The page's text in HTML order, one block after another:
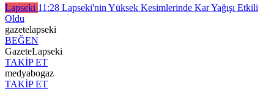
Lapseki 11:28 Lapseki'nin Yüksek Kesimlerinde Kar Yağışı Etkili
Oldu
gazetelapseki
BEĞEN
GazeteLapseki
TAKİP ET
medyabogaz
TAKİP ET